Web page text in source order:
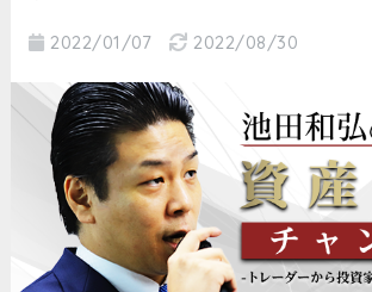
2022/01/07 2022/08/30